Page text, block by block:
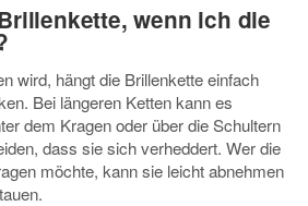
wenn ich die
wird, hängt die Brillenkette einfach
Bei längeren Ketten kann es
dem Kragen oder über die Schultern
dass sie sich verheddert. Wer die
möchte, kann sie leicht abnehmen